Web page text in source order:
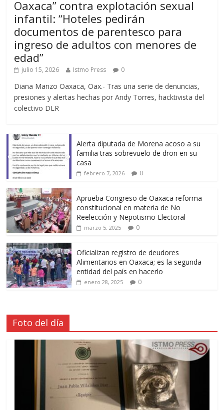
Oaxaca” contra explotación sexual
infantil: “Hoteles pedirán
documentos de parentesco para
ingreso de adultos con menores de
edad”
julio 15, 2026 Istmo Press 0
Diana Manzo Oaxaca, Oax.- Tras una serie de denuncias,
presiones y alertas hechas por Andy Torres, hacktivista del
colectivo DLR
Alerta diputada de Morena acoso a su
familia tras sobrevuelo de dron en su
casa
febrero 7, 2026 0
Aprueba Congreso de Oaxaca reforma
constitucional en materia de No
Reelección y Nepotismo Electoral
marzo 5, 2025 0
Oficializan registro de deudores
Alimentarios en Oaxaca; es la segunda
entidad del país en hacerlo
enero 28, 2025 0
Foto del día